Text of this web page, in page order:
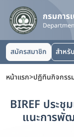
สมัครสมาชิก สำหรั
หน้าแรก>ปฏิทินกิจกรร
BIREF ประชุ
แนะการพั